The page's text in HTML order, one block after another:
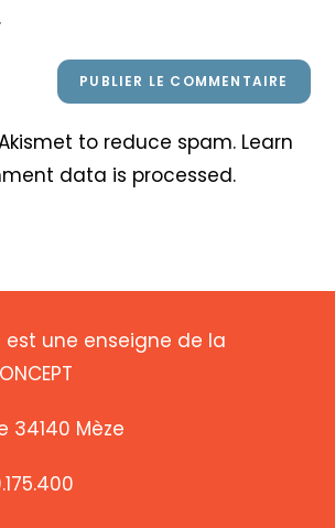
to reduce spam. Learn
data is processed.
est une enseigne de la
34140 Mèze